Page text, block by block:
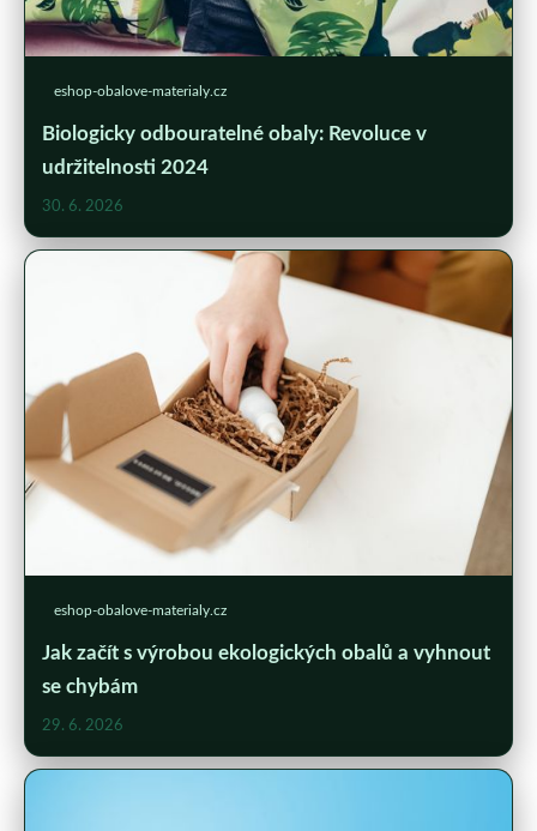
eshop-obalove-materialy.cz
Biologicky odbouratelné obaly: Revoluce v
udržitelnosti 2024
30. 6. 2026
eshop-obalove-materialy.cz
Jak začít s výrobou ekologických obalů a vyhnout
se chybám
29. 6. 2026